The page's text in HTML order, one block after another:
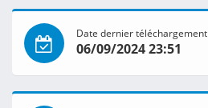
Date dernier téléchargement
06/09/2024 23:51